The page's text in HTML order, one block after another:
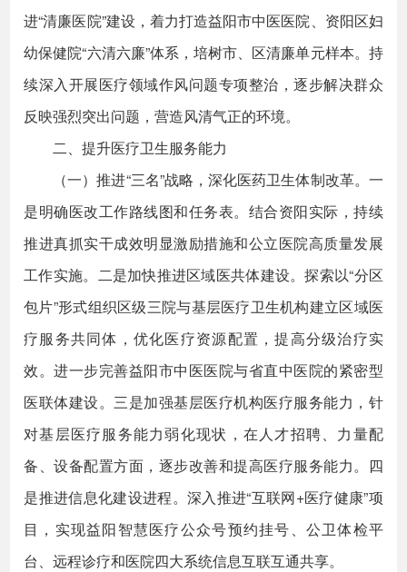
进“清廉医院”建设，着力打造益阳市中医医院、资阳区妇
幼保健院“六清六廉”体系，培树市、区清廉单元样本。持
续深入开展医疗领域作风问题专项整治，逐步解决群众
反映强烈突出问题，营造风清气正的环境。
二、提升医疗卫生服务能力
（一）推进“三名”战略，深化医药卫生体制改革。一
是明确医改工作路线图和任务表。结合资阳实际，持续
推进真抓实干成效明显激励措施和公立医院高质量发展
工作实施。二是加快推进区域医共体建设。探索以“分区
包片”形式组织区级三院与基层医疗卫生机构建立区域医
疗服务共同体，优化医疗资源配置，提高分级治疗实
效。进一步完善益阳市中医医院与省直中医院的紧密型
医联体建设。三是加强基层医疗机构医疗服务能力，针
对基层医疗服务能力弱化现状，在人才招聘、力量配
备、设备配置方面，逐步改善和提高医疗服务能力。四
是推进信息化建设进程。深入推进“互联网+医疗健康”项
目，实现益阳智慧医疗公众号预约挂号、公卫体检平
台、远程诊疗和医院四大系统信息互联互通共享。